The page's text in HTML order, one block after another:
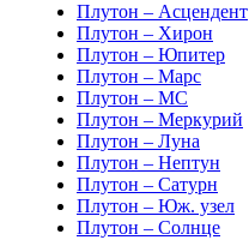
Плутон – Асцендент
Плутон – Хирон
Плутон – Юпитер
Плутон – Марс
Плутон – MC
Плутон – Меркурий
Плутон – Луна
Плутон – Нептун
Плутон – Сатурн
Плутон – Юж. узел
Плутон – Солнце